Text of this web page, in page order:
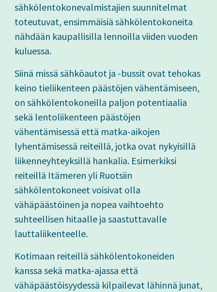
sähkölentokonevalmistajien suunnitelmat
toteutuvat, ensimmäisiä sähkölentokoneita
nähdään kaupallisilla lennoilla viiden vuoden
kuluessa.
Siinä missä sähköautot ja -bussit ovat tehokas
keino tieliikenteen päästöjen vähentämiseen,
on sähkölentokoneilla paljon potentiaalia
sekä lentoliikenteen päästöjen
vähentämisessä että matka-aikojen
lyhentämisessä reiteillä, jotka ovat nykyisillä
liikenneyhteyksillä hankalia. Esimerkiksi
reiteillä Itämeren yli Ruotsiin
sähkölentokoneet voisivat olla
vähäpäästöinen ja nopea vaihtoehto
suhteellisen hitaalle ja saastuttavalle
lauttaliikenteelle.
Kotimaan reiteillä sähkölentokoneiden
kanssa sekä matka-ajassa että
vähäpäästöisyydessä kilpailevat lähinnä junat,